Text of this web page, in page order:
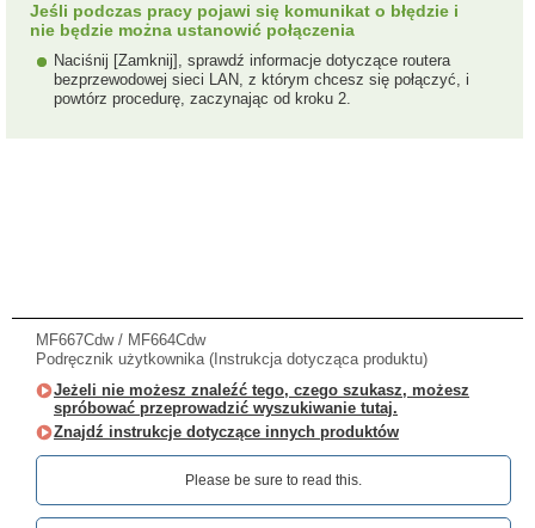
Jeśli podczas pracy pojawi się komunikat o błędzie i
nie będzie można ustanowić połączenia
Naciśnij [Zamknij], sprawdź informacje dotyczące routera
bezprzewodowej sieci LAN, z którym chcesz się połączyć, i
powtórz procedurę, zaczynając od kroku 2.
MF667Cdw / MF664Cdw
Podręcznik użytkownika (Instrukcja dotycząca produktu)
Jeżeli nie możesz znaleźć tego, czego szukasz, możesz
spróbować przeprowadzić wyszukiwanie tutaj.
Znajdź instrukcje dotyczące innych produktów
Please be sure to read this.‎